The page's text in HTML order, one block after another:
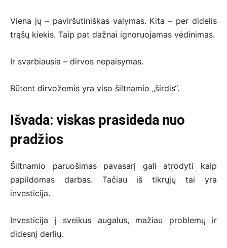
Viena jų – paviršutiniškas valymas. Kita – per didelis
trąšų kiekis. Taip pat dažnai ignoruojamas vėdinimas.
Ir svarbiausia – dirvos nepaisymas.
Būtent dirvožemis yra viso šiltnamio „širdis“.
Išvada: viskas prasideda nuo
pradžios
Šiltnamio paruošimas pavasarį gali atrodyti kaip
papildomas darbas. Tačiau iš tikrųjų tai yra
investicija.
Investicija į sveikus augalus, mažiau problemų ir
didesnį derlių.